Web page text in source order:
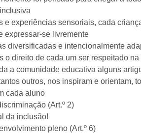
e experiências sensoriais, cada
expressar-se livremente
diversificadas e intencionalmente
o direito de cada um ser respeitado
a comunidade educativa alguns
outros, nos inspiram e orientam,
cada aluno
(Art.º 2)
da inclusão!
pleno (Art.º 6)